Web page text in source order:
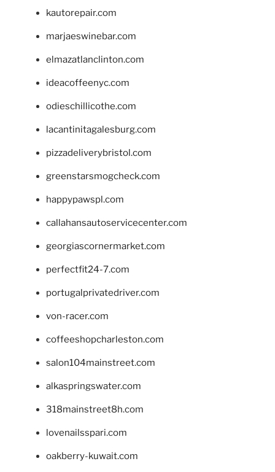
kautorepair.com
marjaeswinebar.com
elmazatlanclinton.com
ideacoffeenyc.com
odieschillicothe.com
lacantinitagalesburg.com
pizzadeliverybristol.com
greenstarsmogcheck.com
happypawspl.com
callahansautoservicecenter.com
georgiascornermarket.com
perfectfit24-7.com
portugalprivatedriver.com
von-racer.com
coffeeshopcharleston.com
salon104mainstreet.com
alkaspringswater.com
318mainstreet8h.com
lovenailsspari.com
oakberry-kuwait.com